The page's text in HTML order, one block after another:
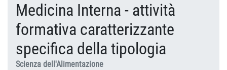
Medicina Interna - attività
formativa caratterizzante
specifica della tipologia
Scienza dell'Alimentazione